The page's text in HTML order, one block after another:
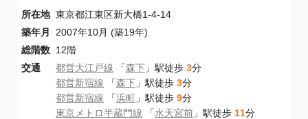
所在地 東京都江東区新大橋1-4-14
築年月
2007年10月 (築19年)
総階数 12階
交通
都営大江戸線 「森下 」駅徒歩 3分
都営新宿線 「森下 」駅徒歩 3分
都営新宿線 「浜町 」駅徒歩 9分
東京メトロ半蔵門線 「水天宮前 」駅徒歩 11分